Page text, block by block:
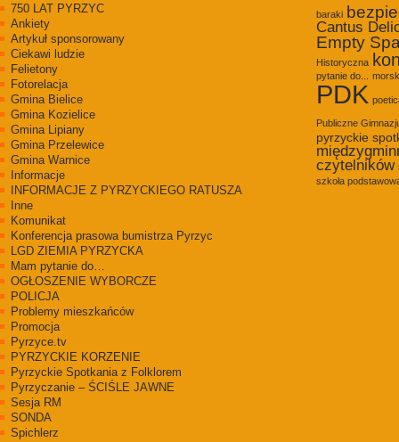
750 LAT PYRZYC
Ankiety
Artykuł sponsorowany
Ciekawi ludzie
Felietony
Fotorelacja
Gmina Bielice
Gmina Kozielice
Gmina Lipiany
Gmina Przelewice
Gmina Warnice
Informacje
INFORMACJE Z PYRZYCKIEGO RATUSZA
Inne
Komunikat
Konferencja prasowa bumistrza Pyrzyc
LGD ZIEMIA PYRZYCKA
Mam pytanie do…
OGŁOSZENIE WYBORCZE
POLICJA
Problemy mieszkańców
Promocja
Pyrzyce.tv
PYRZYCKIE KORZENIE
Pyrzyckie Spotkania z Folklorem
Pyrzyczanie – ŚCIŚLE JAWNE
Sesja RM
SONDA
Spichlerz
baraki
Cantus
Empty
Historyczna
pytanie do...
PDK
Publiczne
pyrzyckie
czytelników
szkoła